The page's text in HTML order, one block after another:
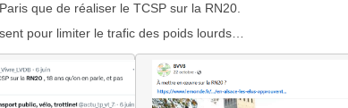
que de réaliser le TCSP sur la RN20.
pour limiter le trafic des poids lourds…